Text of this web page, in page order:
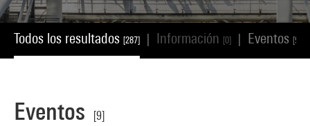
Todos los resultados [287] Información [0] Eventos [9]
Eventos
[9]